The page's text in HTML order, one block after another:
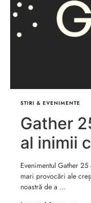
STIRI & EVENIMENTE
Gather
al inimii
Evenimentul Gather
mari provocări ale
noastră de a …